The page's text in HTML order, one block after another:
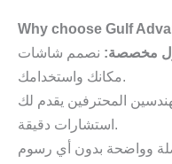
Why choose Gulf
مخصصة: نصمم شاشات LED بأي مقاس وشكل يناسب
مكانك واستخدامك.
المحترفين يقدم لك
استشارات دقيقة.
وواضحة بدون أي رسوم